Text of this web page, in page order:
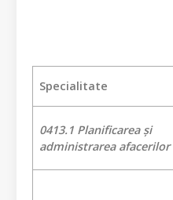
Specialitate
0413.1 Planificarea și
administrarea afacerilor